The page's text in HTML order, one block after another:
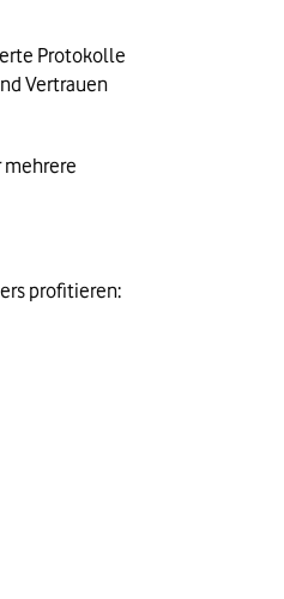
Protokolle
Vertrauen
mehrere
profitieren: